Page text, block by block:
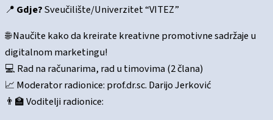
📍 Gdje?Sveučilište/Univerzitet “VITEZ”
🌐 Naučite kako da kreirate kreativne promotivne sadržaje u
digitalnom marketingu!
💻 Rad na računarima, rad u timovima (2 člana)
📈 Moderator radionice: prof.dr.sc. Darijo Jerković
👨‍🏫 Voditelji radionice: